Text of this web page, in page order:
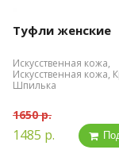
Туфли женские
Искусственная кожа,
Искусственная кожа,
Шпилька
1650 р.
1485 р.